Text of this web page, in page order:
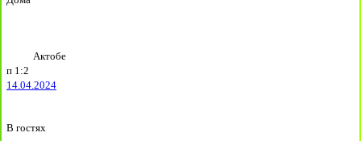
Актобе
п 1:2
14.04.2024
В гостях